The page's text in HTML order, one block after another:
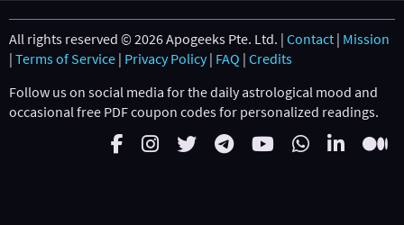
All rights reserved © 2026 Apogeeks Pte. Ltd. | Contact | Mission
| Terms of Service | Privacy Policy| FAQ | Credits
Follow us on social media for the daily astrological mood and
occasional free PDF coupon codes for personalized readings.